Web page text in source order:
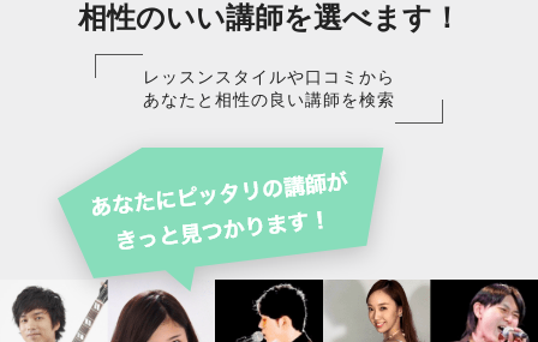
相性のいい講師を選べます！
レッスンスタイルや口コミから
あなたと相性の良い講師を検索